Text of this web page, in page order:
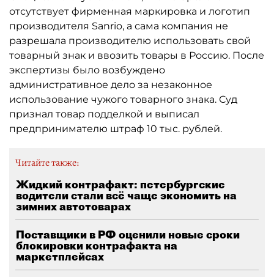
отсутствует фирменная маркировка и логотип
производителя Sanrio, а сама компания не
разрешала производителю использовать свой
товарный знак и ввозить товары в Россию. После
экспертизы было возбуждено
административное дело за незаконное
использование чужого товарного знака. Суд
признал товар подделкой и выписал
предпринимателю штраф 10 тыс. рублей.
Читайте также:
Жидкий контрафакт: петербургские
водители стали всё чаще экономить на
зимних автотоварах
Поставщики в РФ оценили новые сроки
блокировки контрафакта на
маркетплейсах